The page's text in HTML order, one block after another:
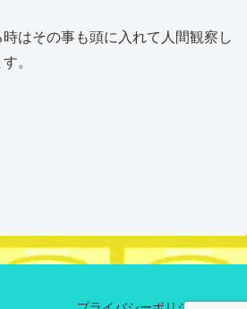
はその事も頭に入れて人間観察し
。